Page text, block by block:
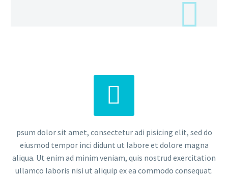


psum dolor sit amet, consectetur adi pisicing elit, sed do
eiusmod tempor inci didunt ut labore et dolore magna
aliqua. Ut enim ad minim veniam, quis nostrud exercitation
ullamco laboris nisi ut aliquip ex ea commodo consequat.